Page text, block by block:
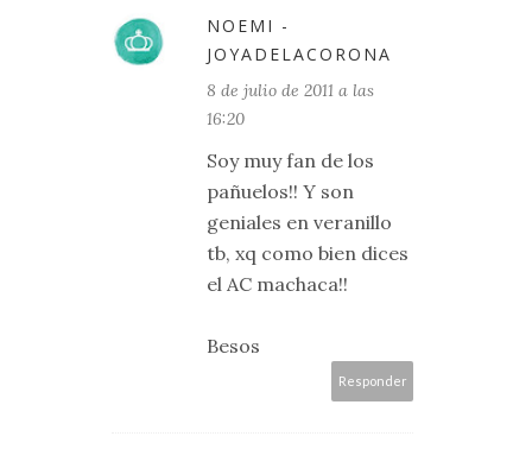
NOEMI -
JOYADELACORONA
8 de julio de 2011 a las
16:20
Soy muy fan de los
pañuelos!! Y son
geniales en veranillo
tb, xq como bien dices
el AC machaca!!
Besos
Responder